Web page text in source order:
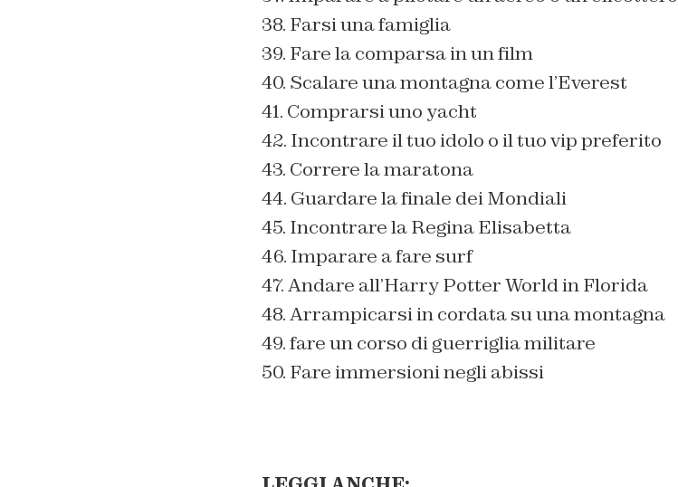
38. Farsi una famiglia
39. Fare la comparsa in un film
40. Scalare una montagna come l’Everest
41. Comprarsi uno yacht
42. Incontrare il tuo idolo o il tuo vip preferito
43. Correre la maratona
44. Guardare la finale dei Mondiali
45. Incontrare la Regina Elisabetta
46. Imparare a fare surf
47. Andare all’Harry Potter World in Florida
48. Arrampicarsi in cordata su una montagna
49. fare un corso di guerriglia militare
50. Fare immersioni negli abissi